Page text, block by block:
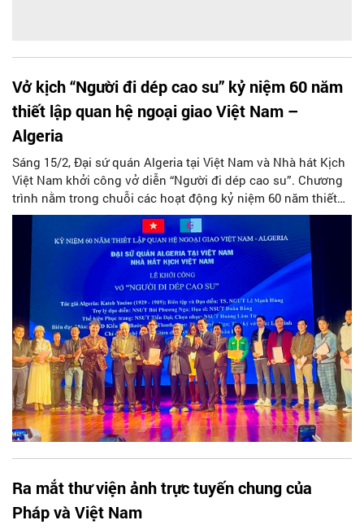
Vở kịch “Người đi dép cao su” kỷ niệm 60 năm
thiết lập quan hệ ngoại giao Việt Nam –
Algeria
Sáng 15/2, Đại sứ quán Algeria tại Việt Nam và Nhà hát Kịch
Việt Nam khởi công vở diễn “Người đi dép cao su”. Chương
trình nằm trong chuỗi các hoạt động kỷ niệm 60 năm thiết
lập quan hệ ngoại giao Việt Nam – Algeria (1962-2022).
Ra mắt thư viện ảnh trực tuyến chung của
Pháp và Việt Nam